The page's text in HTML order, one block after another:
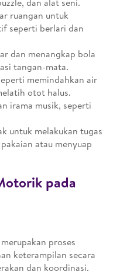
ruangan untuk
seperti berlari dan
dan menangkap bola
tangan-mata.
memindahkan air
otot halus.
irama musik, seperti
untuk melakukan tugas
atau menyuap
pada
proses
keterampilan secara
dan koordinasi.